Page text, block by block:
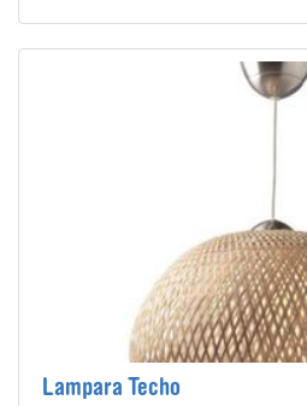
Lampara Techo